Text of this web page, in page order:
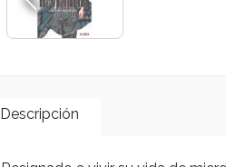
Descripción